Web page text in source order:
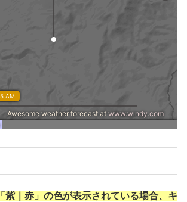
「紫｜赤」の色が表示されている場合、キ